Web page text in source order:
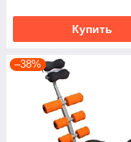
Купить
–38%